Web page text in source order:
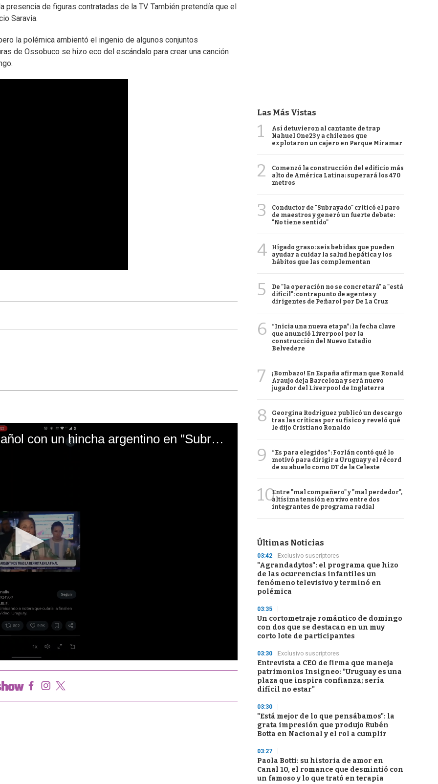
de figuras contratadas de la TV. También pretendía que el
Saravia.
la polémica ambientó el ingenio de algunos conjuntos
de Ossobuco se hizo eco del escándalo para crear una canción
El mal momento de Yanina Gasañol con un hincha argentino en "Subrayado"
Las Más Vistas
1
Así detuvieron al cantante de trap
Nahuel One23 y a chilenos que
explotaron un cajero en Parque Miramar
2
Comenzó la construcción del edificio más
alto de América Latina: superará los 470
metros
3
Conductor de "Subrayado" criticó el paro
de maestros y generó un fuerte debate:
"No tiene sentido"
4
Hígado graso: seis bebidas que pueden
ayudar a cuidar la salud hepática y los
hábitos que las complementan
5
De "la operación no se concretará" a "está
difícil": contrapunto de agentes y
dirigentes de Peñarol por De La Cruz
6
“Inicia una nueva etapa”: la fecha clave
que anunció Liverpool por la
construcción del Nuevo Estadio
Belvedere
7
¡Bombazo! En España afirman que Ronald
Araujo deja Barcelona y será nuevo
jugador del Liverpool de Inglaterra
8
Georgina Rodríguez publicó un descargo
tras las críticas por su físico y reveló qué
le dijo Cristiano Ronaldo
9
“Es para elegidos”: Forlán contó qué lo
motivó para dirigir a Uruguay y el récord
de su abuelo como DT de la Celeste
10Entre "mal compañero" y "mal perdedor",
altísima tensión en vivo entre dos
integrantes de programa radial
Últimas Noticias
03:42 Exclusivo suscriptores
"Agrandadytos": el programa que hizo
de las ocurrencias infantiles un
fenómeno televisivo y terminó en
polémica
03:35
Un cortometraje romántico de domingo
con dos que se destacan en un muy
corto lote de participantes
03:30 Exclusivo suscriptores
Entrevista a CEO de firma que maneja
patrimonios Insigneo: "Uruguay es una
plaza que inspira confianza; sería
difícil no estar"
03:30
"Está mejor de lo que pensábamos": la
grata impresión que produjo Rubén
Botta en Nacional y el rol a cumplir
03:27
Paola Botti: su historia de amor en
Canal 10, el romance que desmintió con
un famoso y lo que trató en terapia